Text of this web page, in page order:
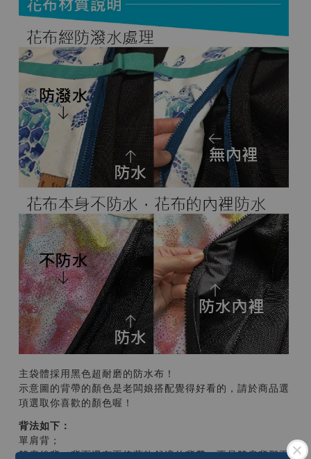
主袋體採用黑色超耐磨的防水布！
示意圖的背帶的顏色是老闆娘搭配覺得好看的，請於商品選
項選取你喜歡的顏色喔！
背法如下：
單肩背；
雙肩後背（背面還有兩條蓬軟舒適的背帶，不是雙肩背那兩